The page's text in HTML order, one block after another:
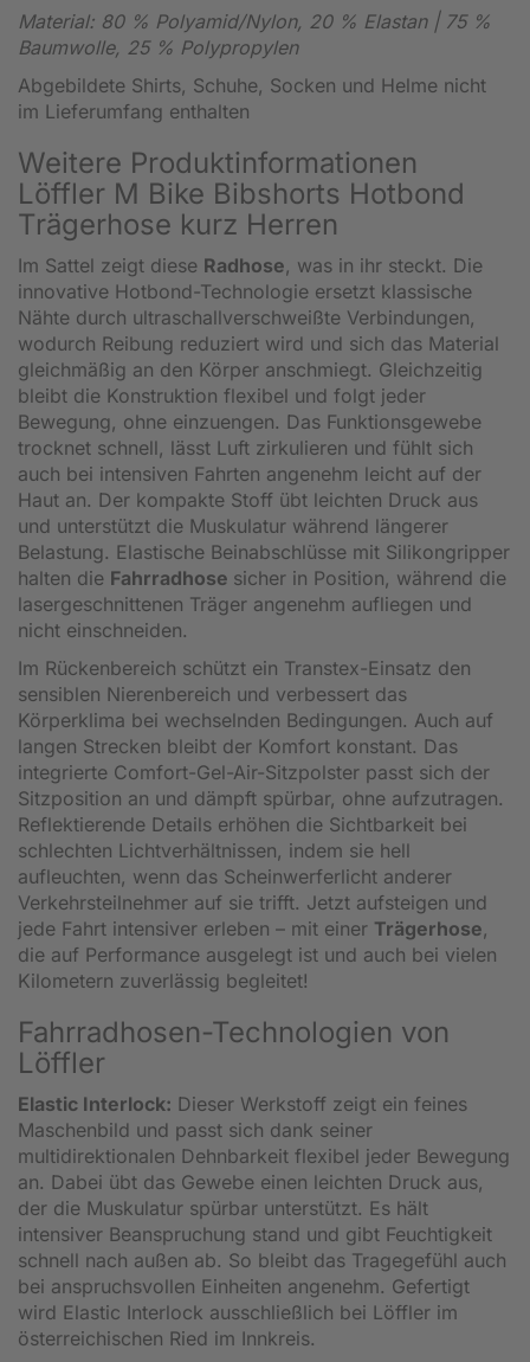
Material: 80 % Polyamid/Nylon, 20 % Elastan | 75 %
Baumwolle, 25 % Polypropylen
Abgebildete Shirts, Schuhe, Socken und Helme nicht
im Lieferumfang enthalten
Weitere Produktinformationen
Löffler M Bike Bibshorts Hotbond
Trägerhose kurz Herren
Im Sattel zeigt diese Radhose, was in ihr steckt. Die
innovative Hotbond-Technologie ersetzt klassische
Nähte durch ultraschallverschweißte Verbindungen,
wodurch Reibung reduziert wird und sich das Material
gleichmäßig an den Körper anschmiegt. Gleichzeitig
bleibt die Konstruktion flexibel und folgt jeder
Bewegung, ohne einzuengen. Das Funktionsgewebe
trocknet schnell, lässt Luft zirkulieren und fühlt sich
auch bei intensiven Fahrten angenehm leicht auf der
Haut an. Der kompakte Stoff übt leichten Druck aus
und unterstützt die Muskulatur während längerer
Belastung. Elastische Beinabschlüsse mit Silikongripper
halten die Fahrradhose sicher in Position, während die
lasergeschnittenen Träger angenehm aufliegen und
nicht einschneiden.
Im Rückenbereich schützt ein Transtex-Einsatz den
sensiblen Nierenbereich und verbessert das
Körperklima bei wechselnden Bedingungen. Auch auf
langen Strecken bleibt der Komfort konstant. Das
integrierte Comfort-Gel-Air-Sitzpolster passt sich der
Sitzposition an und dämpft spürbar, ohne aufzutragen.
Reflektierende Details erhöhen die Sichtbarkeit bei
schlechten Lichtverhältnissen, indem sie hell
aufleuchten, wenn das Scheinwerferlicht anderer
Verkehrsteilnehmer auf sie trifft. Jetzt aufsteigen und
jede Fahrt intensiver erleben – mit einer Trägerhose,
die auf Performance ausgelegt ist und auch bei vielen
Kilometern zuverlässig begleitet!
Fahrradhosen-Technologien von
Löffler
Elastic Interlock: Dieser Werkstoff zeigt ein feines
Maschenbild und passt sich dank seiner
multidirektionalen Dehnbarkeit flexibel jeder Bewegung
an. Dabei übt das Gewebe einen leichten Druck aus,
der die Muskulatur spürbar unterstützt. Es hält
intensiver Beanspruchung stand und gibt Feuchtigkeit
schnell nach außen ab. So bleibt das Tragegefühl auch
bei anspruchsvollen Einheiten angenehm. Gefertigt
wird Elastic Interlock ausschließlich bei Löffler im
österreichischen Ried im Innkreis.